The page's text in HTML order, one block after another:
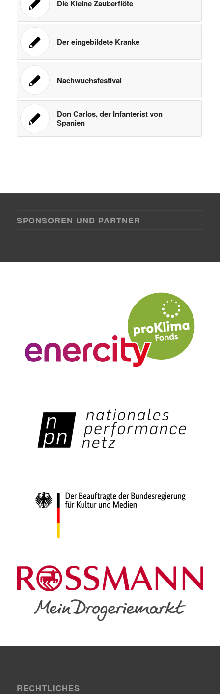
Die Kleine Zauberflöte
Der eingebildete Kranke
Nachwuchsfestival
Don Carlos, der Infanterist von
Spanien
SPONSOREN UND PARTNER
RECHTLICHES